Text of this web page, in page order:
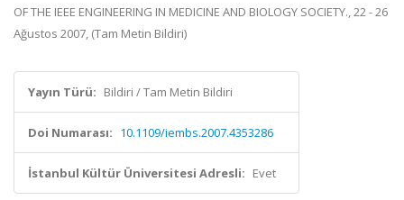
OF THE IEEE ENGINEERING IN MEDICINE AND BIOLOGY SOCIETY., 22 - 26
Ağustos 2007, (Tam Metin Bildiri)
Yayın Türü: Bildiri / Tam Metin Bildiri
Doi Numarası: 10.1109/iembs.2007.4353286
İstanbul Kültür Üniversitesi Adresli: Evet